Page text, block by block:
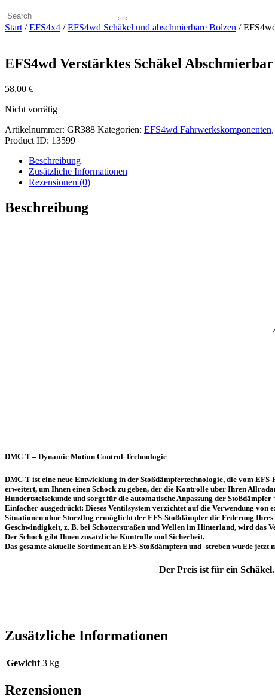
Start /EFS4x4 /EFS4wd Schäkel und abschmierbare Bolzen /
EFS4wd Verstärktes Schäkel
58,00 €
Nicht vorrätig
Artikelnummer: GR388 Kategorien: EFS4wd Fahrwerkskomponenten,
Product ID: 13599
Beschreibung
Zusätzliche Informationen
Rezensionen (0)
Beschreibung
DMC-T – Dynamic Motion Control-Technologie
DMC-T ist eine neue Entwicklung in der Stoßdämpfertechnologie, die vom
erweitert, um Ihnen einen Schock zu geben, der die Kontrolle über Ihren
Hundertstelsekunde und sorgt für die automatische Anpassung der
Einfacher ausgedrückt: Dieses Ventilsystem verzichtet auf die Verwendung
Situationen ohne Sturzflug ermöglicht der EFS-Stoßdämpfer die Federung
Geschwindigkeit, z. B. bei Schotterstraßen und Wellen im Hinterland, wird
Der Schock gibt Ihnen zusätzliche Kontrolle und Sicherheit.
Das gesamte aktuelle Sortiment an EFS-Stoßdämpfern und -streben wurde
Der Preis ist für ein
Zusätzliche Informationen
Gewicht 3 kg
Rezensionen